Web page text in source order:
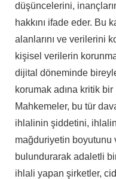
düşüncelerini,
hakkını ifade eder. Bu
alanlarını ve verilerini
kişisel verilerin
dijital döneminde
korumak adına kritik bir
Mahkemeler, bu tür
ihlalinin şiddetini, ihlalin
mağduriyetin boyutunu
bulundurarak adaletli
ihlali yapan şirketler,